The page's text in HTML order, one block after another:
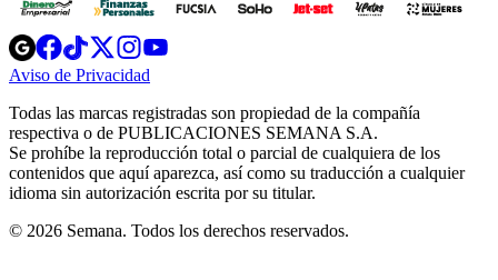
Opens
in
new
Opens
in
new
Opens
in
new
window
Opens
new
windowwindow
Aviso de Privacidad
new
window
Todas las marcas registradas son propiedad de la compañía
respectiva o de PUBLICACIONES SEMANA S.A.
Se prohíbe la reproducción total o parcial de cualquiera de los
contenidos que aquí aparezca, así como su traducción a cualquier
idioma sin autorización escrita por su titular.
© 2026 Semana. Todos los derechos reservados.